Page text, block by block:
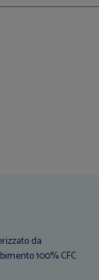
da
100% CFC